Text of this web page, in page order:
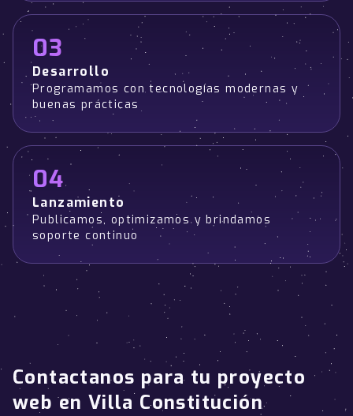
03
Desarrollo
Programamos con tecnologías modernas y
buenas prácticas
04
Lanzamiento
Publicamos, optimizamos y brindamos
soporte continuo
Contactanos para tu proyecto
web en Villa Constitución